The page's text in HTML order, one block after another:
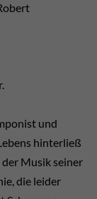
und
hinterließ
Musik seiner
die leider